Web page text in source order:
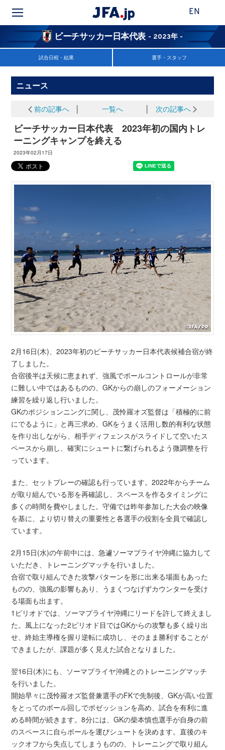
EN
ビーチサッカー日本代表 - 2023年 -
試合日程・結果 選手・スタッフ
ニュース
前の記事へ 一覧へ 次の記事へ
ビーチサッカー日本代表 2023年初の国内トレ
ーニングキャンプを終える
2023年02月17日
2月16日(木)、2023年初のビーチサッカー日本代表候補合宿が終
了しました。
合宿後半は天候に恵まれず、強風でボールコントロールが非常
に難しい中ではあるものの、GKからの崩しのフォーメーション
練習を繰り返し行いました。
GKのポジションニングに関し、茂怜羅オズ監督は「積極的に前
にでるように」と再三求め、GKをうまく活用し数的有利な状態
を作り出しながら、相手ディフェンスがスライドして空いたス
ペースから崩し、確実にシュートに繋げられるよう微調整を行
っています。
また、セットプレーの確認も行っています。2022年からチーム
が取り組んでいる形を再確認し、スペースを作るタイミングに
多くの時間を費やしました。守備では昨年参加した大会の映像
を基に、より切り替えの重要性と各選手の役割を全員で確認し
ています。
2月15日(水)の午前中には、急遽ソーマプライヤ沖縄に協力して
いただき、トレーニングマッチを行いました。
合宿で取り組んできた攻撃パターンを形に出来る場面もあった
ものの、強風の影響もあり、うまくつなげずカウンターを受け
る場面も出ます。
1ピリオドでは、ソーマプライヤ沖縄にリードを許して終えまし
た。風上になった2ピリオド目ではGKからの攻撃も多く繰り出
せ、終始主導権を握り逆転に成功し、そのまま勝利することが
できましたが、課題が多く見えた試合となりました。
翌16日(木)にも、ソーマプライヤ沖縄とのトレーニングマッチ
を行いました。
開始早々に茂怜羅オズ監督兼選手のFKで先制後、GKが高い位置
をとってのボール回しでポゼッションを高め、試合を有利に進
める時間が続きます。8分には、GKの柴本慎也選手が自身の前
のスペースに自らボールを運びシュートを決めます。直後のキ
ックオフから失点してしまうものの、トレーニングで取り組ん